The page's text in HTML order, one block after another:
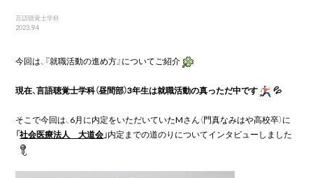
言語聴覚士学科
2023.9.4
今回は、『就職活動の進め方』についてご紹介
現在、言語聴覚士学科（昼間部）3年生は就職活動の真っただ中です 💦
そこで今回は、6月に内定をいただいていたM
「社会医療法人　大道会」内定までの道のりについてインタビューしました